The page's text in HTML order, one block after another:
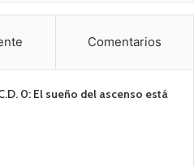
Comentarios
0: El sueño del ascenso está